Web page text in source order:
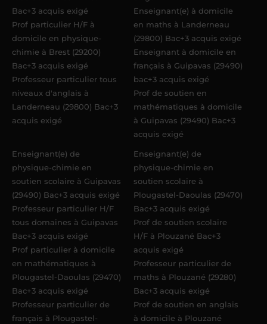
Bac+3 acquis exigé
Prof particulier H/F à
domicile en physique-
chimie à Brest (29200)
Bac+3 acquis exigé
Professeur particulier tous
niveaux d'anglais à
Landerneau (29800) Bac+3
acquis exigé
Enseignant(e) à domicile
en maths à Landerneau
(29800) Bac+3 acquis exigé
Enseignant à domicile en
français à Guipavas (29490)
bac+3 acquis exigé
Prof de soutien en
mathématiques à domicile
à Guipavas (29490) Bac+3
acquis exigé
Enseignant(e) de
physique-chimie en
soutien scolaire à Guipavas
(29490) Bac+3 acquis exigé
Professeur particulier H/F
tous domaines à Guipavas
Bac+3 acquis exigé
Prof particulier à domicile
en mathématiques à
Plougastel-Daoulas (29470)
Bac+3 acquis exigé
Professeur particulier de
français à Plougastel-
Enseignant(e) de
physique-chimie en
soutien scolaire à
Plougastel-Daoulas (29470)
Bac+3 acquis exigé
Prof de soutien scolaire
H/F à Plouzané Bac+3
acquis exigé
Professeur particulier de
maths à Plouzané (29280)
Bac+3 acquis exigé
Prof de soutien en anglais
à domicile à Plouzané